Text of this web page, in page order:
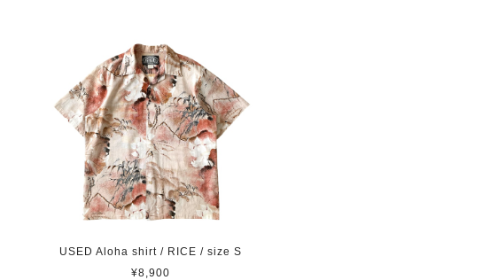
USED Aloha shirt / RICE / size S
¥8,900